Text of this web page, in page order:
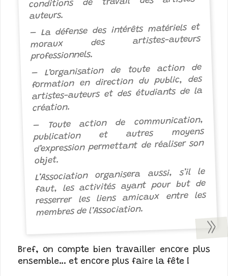
auteurs.
– La défense des intérêts matériels et
moraux des artistes-auteurs
professionnels.
– L’organisation de toute action de
formation en direction du public, des
artistes-auteurs et des étudiants de la
création.
– Toute action de communication,
publication et autres moyens
d’expression permettant de réaliser son
objet.
L’Association organisera aussi, s’il le
faut, les activités ayant pour but de
resserrer les liens amicaux entre les
membres de l’Association.
Bref, on compte bien travailler encore plus
ensemble… et encore plus faire la fête !